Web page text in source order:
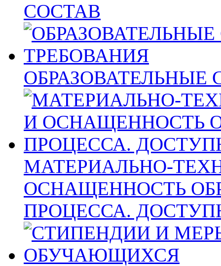
СОСТАВ
ОБРАЗОВАТЕЛЬНЫЕ
МАТЕРИАЛЬНО-
ОСНАЩЕННОСТЬ
ПРОЦЕССА.